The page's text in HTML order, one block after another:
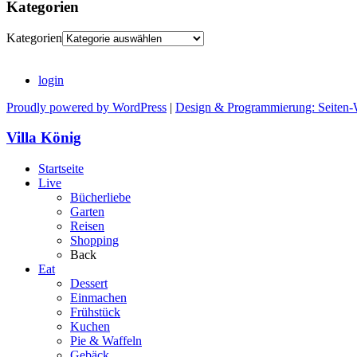
Kategorien
Kategorien
login
Proudly powered by WordPress | Design & Programmierung: Seiten-
Villa König
Startseite
Live
Bücherliebe
Garten
Reisen
Shopping
Back
Eat
Dessert
Einmachen
Frühstück
Kuchen
Pie & Waffeln